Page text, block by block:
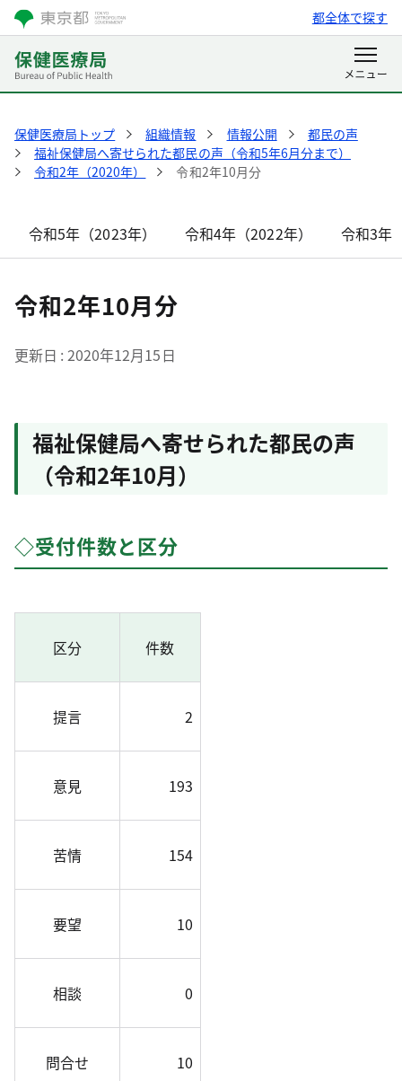
都全体で探す
保健医療局トップ 組織情報 情報公開
都民の声
福祉保健局へ寄せられた都民の声（令和5年6月分まで）
令和2年（2020年）
令和2年10月分
令和5年（2023年） 令和4年（2022年） 令和3年
令和2年10月分
更新日 2020年12月15日
福祉保健局へ寄せられた都民の声
（令和2年10月）
◇受付件数と区分
区分 件数
提言 2
意見 193
苦情 154
要望 10
相談 0
問合せ 10